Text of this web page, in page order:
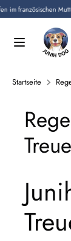
Direkt
Inhalt
französischen
Sie
Shop
Sprache
Deutsch
Sie
Startseite